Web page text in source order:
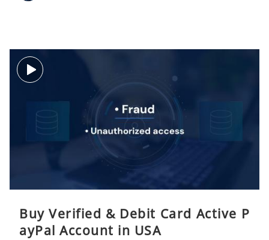
Buy Verified & Debit Card Active P
ayPal Account in USA